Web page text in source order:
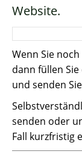
Website.
Wenn Sie
dann füllen
und senden
senden oder
Fall kurzfristig